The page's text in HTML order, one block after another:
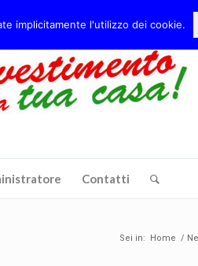
Contatti
Sei in: Home /
implicitamente l'utilizzo dei cookie.